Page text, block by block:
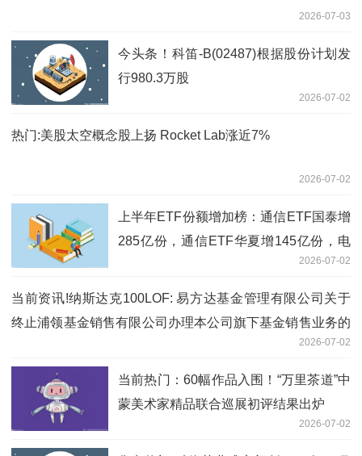
2026-07-03
今头条！科笛-B(02487)根据股份计划发
行980.3万股
2026-07-02
热门:美股太空概念股上扬 Rocket Lab涨近7%
2026-07-02
上半年ETF份额增加榜：通信ETF国泰增
285亿份，通信ETF华夏增145亿份，电
网设备ETF国泰份额增18倍（名单）_今
2026-07-02
当前资讯!纳斯达克100LOF: 易方达基金管理有限公司关于
终止浦领基金销售有限公司办理本公司旗下基金销售业务的
2026-07-02
当前热门：60幅作品入围！“万里茶道”中
蒙美术家精品联合巡展初评结果出炉
2026-07-02